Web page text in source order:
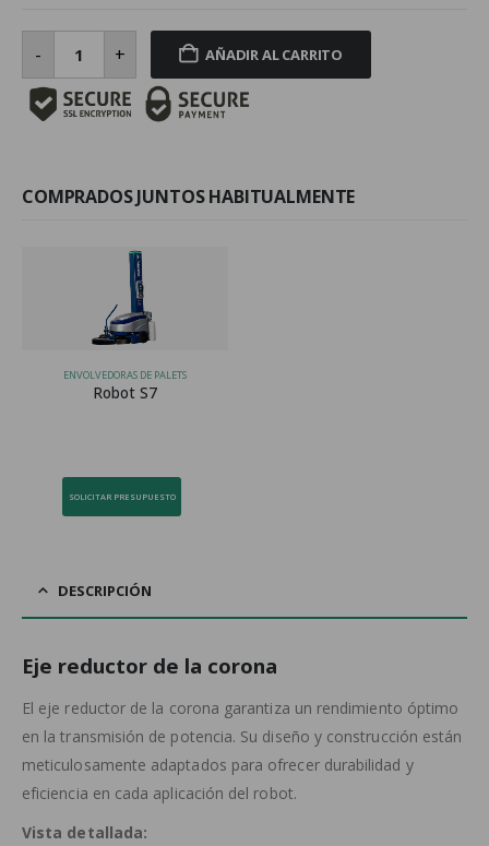
-
Eje
reductor
la
corona
cantidad
+ AÑADIR AL CARRITO
COMPRADOS JUNTOS HABITUALMENTE
ENVOLVEDORAS DE PALETS
Robot S7
SOLICITAR PRESUPUESTO
DESCRIPCIÓN
Eje reductor de la corona
El eje reductor de la corona garantiza un rendimiento óptimo
en la transmisión de potencia. Su diseño y construcción están
meticulosamente adaptados para ofrecer durabilidad y
eficiencia en cada aplicación del robot.
Vista detallada: